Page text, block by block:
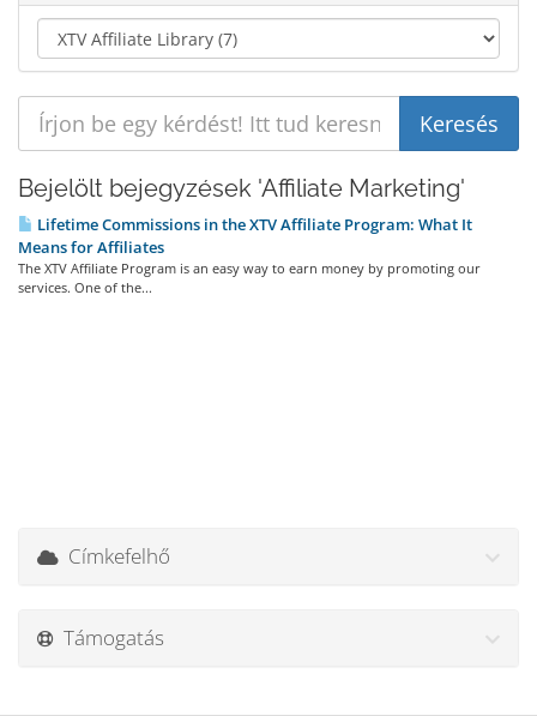
Bejelölt bejegyzések 'Affiliate Marketing'
Lifetime Commissions in the XTV Affiliate Program: What It
Means for Affiliates
The XTV Affiliate Program is an easy way to earn money by promoting our
services. One of the...
Címkefelhő
Támogatás